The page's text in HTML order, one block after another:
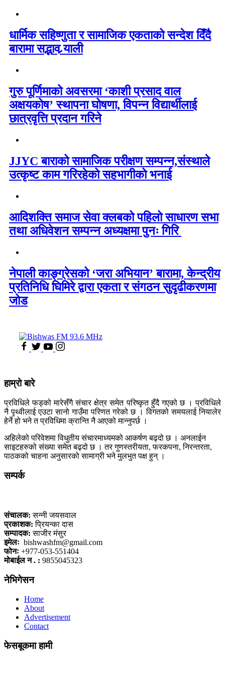
धार्मिक सहिष्णुता र सामाजिक एकताको सन्देश दिँदै
बारामा सद्भाव र्‍याली
गुरु पूर्णिमाको अवसरमा ‘काशी प्रसाद वाल
अक्षयकोष’ स्थापना घोषणा, विपन्न विद्यार्थीलाई
छात्रवृत्ति प्रदान गरिने
JJYC बाराको सामाजिक परीक्षण सम्पन्न,संस्थाले
उत्कृष्ट काम गरिरहेको सहभागीको भनाई
आदिशक्ति समाज सेवा क्लबको पहिलो साधारण सभा
तथा अधिवेशन सम्पन्न अध्यक्षमा पुनः गिरि
नेपाली काङ्ग्रेसको ‘जरा अभियान’ बारामा, केन्द्रीय
प्रतिनिधि घिमिरे द्वारा एकता र संगठन सुदृढीकरणमा
जोड
हाम्रो बारे
प्रविधिले फड्को मारेसँगै संचार क्षेत्र समेत परिष्कृत हुँदै गएको छ । प्रविधिले
नै पृथ्वीलाई एउटा सानो गाउँमा परिणत गरेको छ । विगतको समयलाई नियालेर
हेर्ने हो भने त प्रविधिमा क्रान्ति नै आएको मान्नुपर्छ ।
अहिलेको परिवेशमा विधुतीय संचारमाध्यमको आकर्षण बढ्दो छ । अनलाईन
साइटहरुको संख्या समेत बढ्दो छ । तर गुणस्तरीयता, फरकपना, निरन्तरता,
पाठकको चाहना अनुसारको सामाग्री भने मुलभुत पक्ष हुन् ।
सम्पर्क
संचालक: सन्नी जयसवाल
प्रकाशक: प्रियन्का दास
सम्पादक: साजीर मंसुर
इमेलः bishwashfm@gmail.com
फोनः +977-053-551404
मोबाईल न . : 9855045323
नेभिगेसन
Home
About
Advertisement
Contact
फेसबूकमा हामी